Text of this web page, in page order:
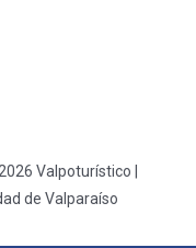
Valpoturístico |
de Valparaíso